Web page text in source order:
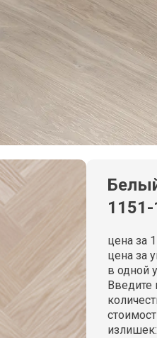
цена за
цена за
в одной
Введите
излишек: